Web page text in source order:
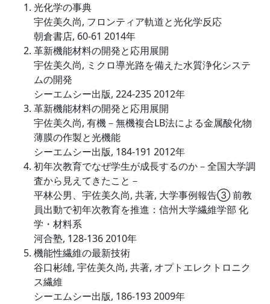
光化学の事典
宇佐美久尚, フロンティア軌道と光化学反応
朝倉書店, 60-61 2014年
革新機能材料の開発と応用展開
宇佐美久尚, ミクロ導光路を備えた水質浄化システ
ムの開発
シーエムシー出版, 224-235 2012年
革新機能材料の開発と応用展開
宇佐美久尚, 有機－無機複合LB法による金属酸化物
薄膜の作製と光機能
シーエムシー出版, 184-191 2012年
初年次教育でなぜ学生が成長するのか－全国大学調
査から見えてきたこと－
平林公男、宇佐美久尚, 共著, 大学事例報告③ 前教
員出動で初年次教育を推進：信州大学繊維学部 化
学・材料系
河合塾, 128-136 2010年
機能性繊維の最新技術
谷口彬雄, 宇佐美久尚, 共著, オプトエレクトロニク
ス繊維
シーエムシー出版, 186-193 2009年